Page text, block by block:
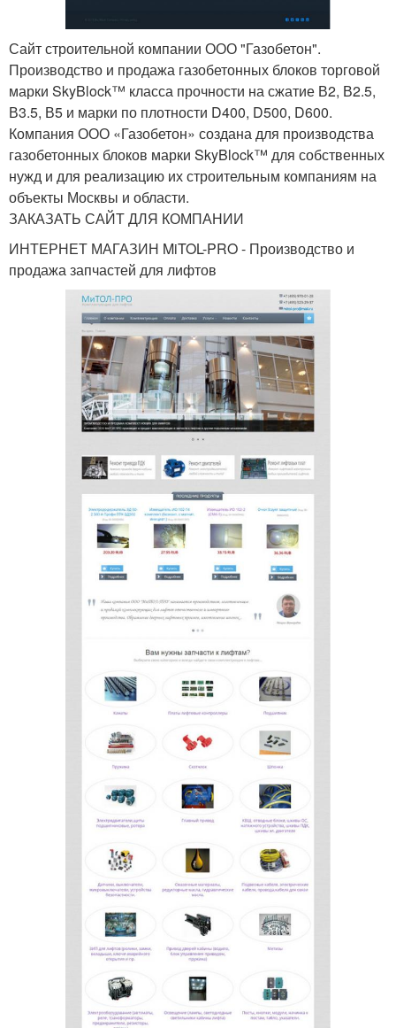
Сайт строительной компании ООО "Газобетон".
Производство и продажа газобетонных блоков торговой
марки SkyBlock™ класса прочности на сжатие В2, В2.5,
В3.5, В5 и марки по плотности D400, D500, D600.
Компания ООО «Газобетон» создана для производства
газобетонных блоков марки SkyBlock™ для собственных
нужд и для реализацию их строительным компаниям на
объекты Москвы и области.
ЗАКАЗАТЬ САЙТ ДЛЯ КОМПАНИИ
ИНТЕРНЕТ МАГАЗИН MiTOL-PRO - Производство и
продажа запчастей для лифтов